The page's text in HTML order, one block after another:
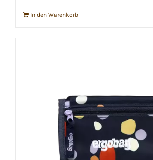
In den Warenkorb